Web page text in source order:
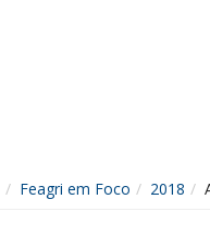
Feagri em Foco 2018